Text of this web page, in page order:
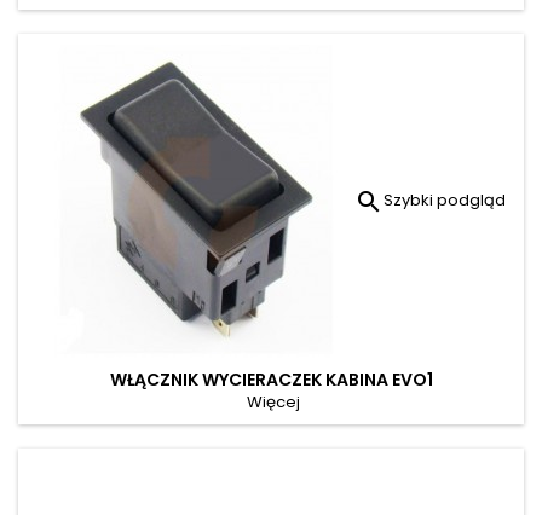
 Szybki podgląd
WŁĄCZNIK WYCIERACZEK KABINA EVO1
Więcej